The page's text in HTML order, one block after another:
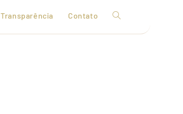
Transparência Contato